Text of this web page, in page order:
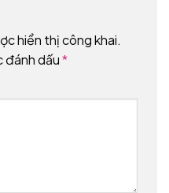
hiển thị công khai.
dấu*